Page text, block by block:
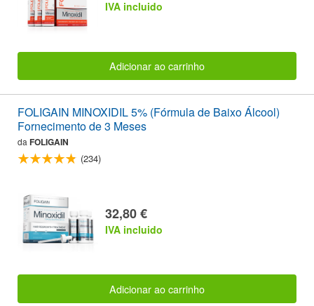
IVA incluido
Adicionar ao carrinho
FOLIGAIN MINOXIDIL 5% (Fórmula de Baixo Álcool)
Fornecimento de 3 Meses
da FOLIGAIN
(234)
32,80 €
IVA incluido
Adicionar ao carrinho